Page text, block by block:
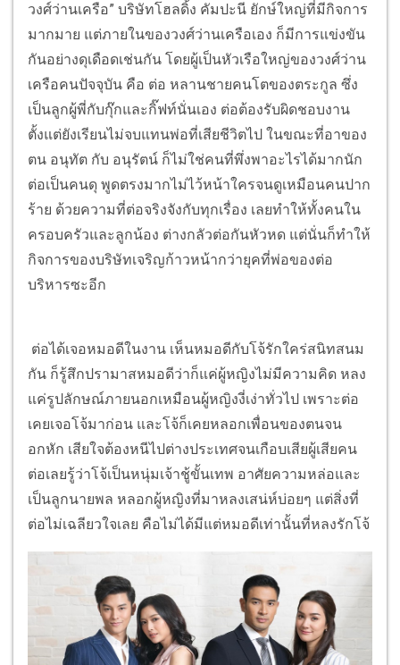
วงศ์ว่านเครือ” บริษัทโฮลดิ้ง คัมปะนี ยักษ์ใหญ่ที่มีกิจการ
มากมาย แต่ภายในของวงศ์ว่านเครือเอง ก็มีการแข่งขัน
กันอย่างดุเดือดเช่นกัน โดยผู้เป็นหัวเรือใหญ่ของวงศ์ว่าน
เครือคนปัจจุบัน คือ ต่อ หลานชายคนโตของตระกูล ซึ่ง
เป็นลูกผู้พี่กับกุ๊กและกิ๊ฟท์นั่นเอง ต่อต้องรับผิดชอบงาน
ตั้งแต่ยังเรียนไม่จบแทนพ่อที่เสียชีวิตไป ในขณะที่อาของ
ตน อนุทัต กับ อนุรัตน์ ก็ไม่ใช่คนที่พึ่งพาอะไรได้มากนัก
ต่อเป็นคนดุ พูดตรงมากไม่ไว้หน้าใครจนดูเหมือนคนปาก
ร้าย ด้วยความที่ต่อจริงจังกับทุกเรื่อง เลยทำให้ทั้งคนใน
ครอบครัวและลูกน้อง ต่างกลัวต่อกันหัวหด แต่นั่นก็ทำให้
กิจการของบริษัทเจริญก้าวหน้ากว่ายุคที่พ่อของต่อ
บริหารซะอีก
ต่อได้เจอหมอดีในงาน เห็นหมอดีกับโจ้รักใคร่สนิทสนม
กัน ก็รู้สึกปรามาสหมอดีว่าก็แค่ผู้หญิงไม่มีความคิด หลง
แค่รูปลักษณ์ภายนอกเหมือนผู้หญิงงี่เง่าทั่วไป เพราะต่อ
เคยเจอโจ้มาก่อน และโจ้ก็เคยหลอกเพื่อนของตนจน
อกหัก เสียใจต้องหนีไปต่างประเทศจนเกือบเสียผู้เสียคน
ต่อเลยรู้ว่าโจ้เป็นหนุ่มเจ้าชู้ขั้นเทพ อาศัยความหล่อและ
เป็นลูกนายพล หลอกผู้หญิงที่มาหลงเสน่ห์บ่อยๆ แต่สิ่งที่
ต่อไม่เฉลียวใจเลย คือไม่ได้มีแต่หมอดีเท่านั้นที่หลงรักโจ้